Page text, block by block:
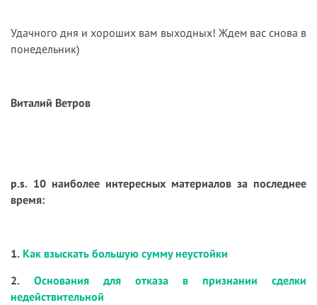
Удачного дня и хороших вам выходных! Ждем вас снова в
понедельник)
Виталий Ветров
p.s. 10 наиболее интересных материалов за последнее
время:
1. Как взыскать большую сумму неустойки
2. Основания для отказа в признании сделки
недействительной